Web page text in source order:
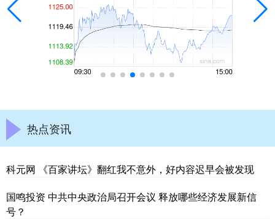
热点资讯
科元网 《百家讲坛》翻红我不意外，好内容迟早会被发现
国鸣投资 中共中央政治局召开会议 释放哪些经济发展新信
号？